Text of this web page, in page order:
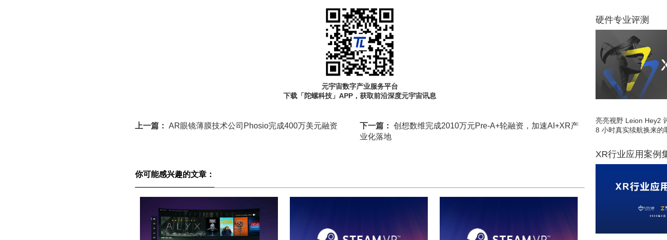
元宇宙数字产业服务平台
下载「陀螺科技」APP，获取前沿深度元宇宙讯息
上一篇： AR眼镜薄膜技术公司Phosio完成400万美元融资 下一篇： 创想数维完成2010万元Pre-A+轮融资，加速AI+XR产
业化落地
你可能感兴趣的文章：
硬件专业评测
亮亮视野 Leion Hey2
8 小时真实续航换来的
XR行业应用案例